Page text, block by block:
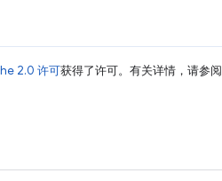
2.0 许可获得了许可。有关详情，请参阅